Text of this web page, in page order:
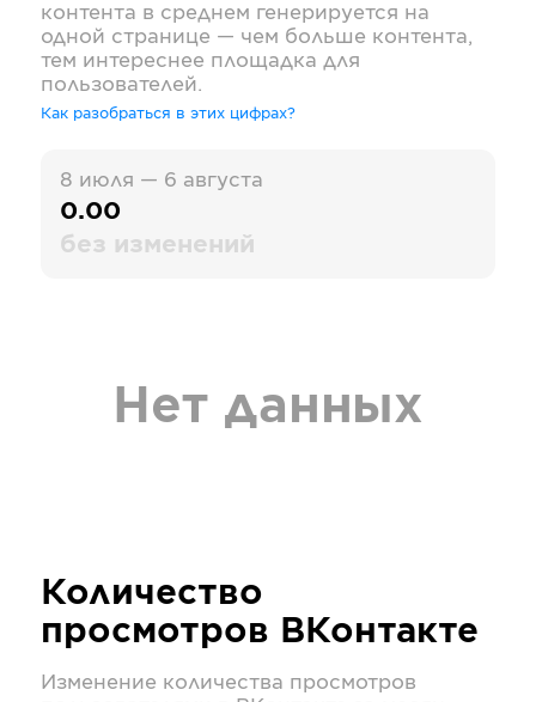
контента в среднем генерируется на
одной странице — чем больше контента,
тем интереснее площадка для
пользователей.
Как разобраться в этих цифрах?
8 июля — 6 августа
0.00
без изменений
Нет данных
Количество
просмотров ВКонтакте
Изменение количества просмотров